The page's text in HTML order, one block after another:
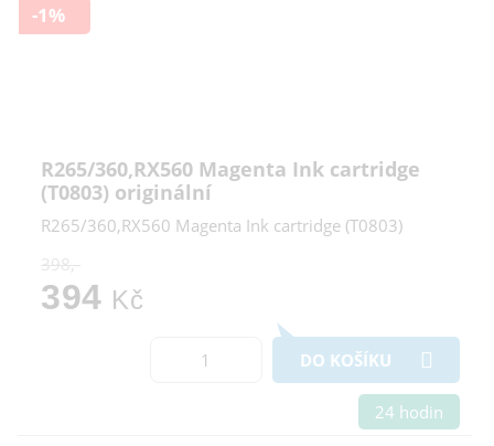
-1%
R265/360,RX560 Magenta Ink cartridge
(T0803) originální
R265/360,RX560 Magenta Ink cartridge (T0803)
398,-
394 Kč
DO KOŠÍKU
24 hodin